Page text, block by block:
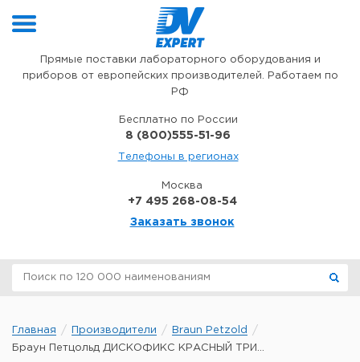
Прямые поставки лабораторного оборудования и
приборов от европейских производителей. Работаем по
РФ
Бесплатно по России
8 (800)555-51-96
Телефоны в регионах
Москва
+7 495 268-08-54
Заказать звонок
Главная Производители
Braun Petzold
Браун Петцольд ДИСКОФИКС КРАСНЫЙ ТРИ...